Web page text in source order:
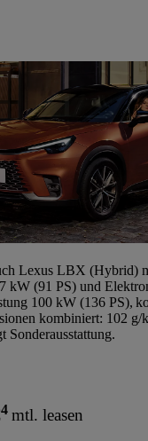
Lexus LBX (Hybrid)
kW (91 PS) und
100 kW (136 PS),
kombiniert: 102 g/
Sonderausstattung.
4 mtl. leasen